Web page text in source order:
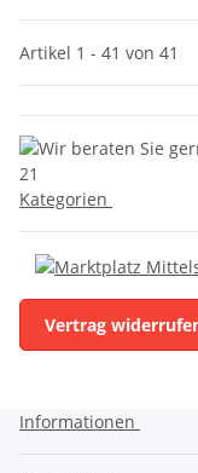
Artikel 1 - 41 von 41
Kategorien
Vertrag
Informationen